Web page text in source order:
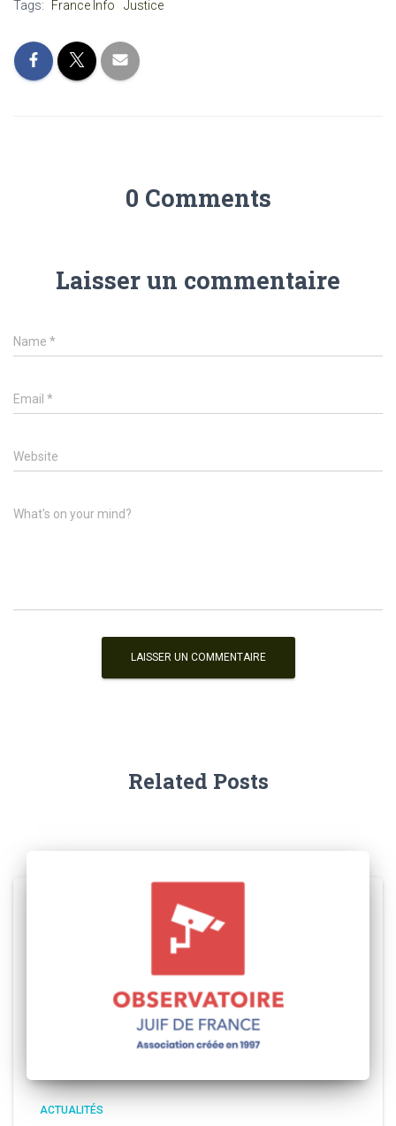
Tags: France Info Justice
0 Comments
Laisser un commentaire
Name *
Email *
Website
What's on your mind?
Related Posts
ACTUALITÉS